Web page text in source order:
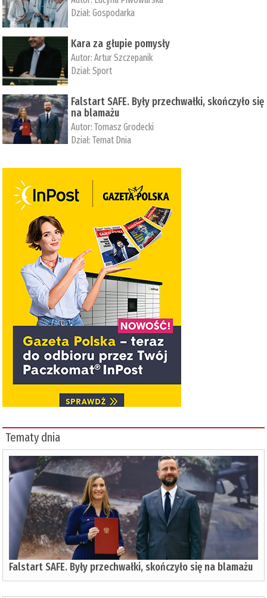
Dział:Gospodarka
Kara za głupie pomysły
Autor:Artur Szczepanik
Dział:Sport
Falstart SAFE. Były przechwałki, skończyło się
na blamażu
Autor:Tomasz Grodecki
Dział:Temat Dnia
Tematy dnia
Falstart SAFE. Były przechwałki, skończyło się na blamażu